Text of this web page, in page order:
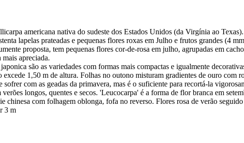
americana nativa do sudeste dos Estados Unidos (da Virgínia ao
lapelas prateadas e pequenas flores roxas em Julho e frutos grandes (4
proposta, tem pequenas flores cor-de-rosa em julho, agrupadas em
apreciada.
são as variedades com formas mais compactas e igualmente
1,50 m de altura. Folhas no outono misturam gradientes de ouro com
com as geadas da primavera, mas é o suficiente para recortá-la
longos, quentes e secos. 'Leucocarpa' é a forma de flor branca em
chinesa com folhagem oblonga, fofa no reverso. Flores rosa de verão
3 m